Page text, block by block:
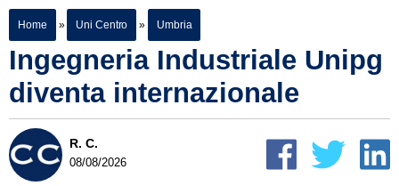
Home » Uni Centro » Umbria
Ingegneria Industriale Unipg
diventa internazionale
R. C.
08/08/2026